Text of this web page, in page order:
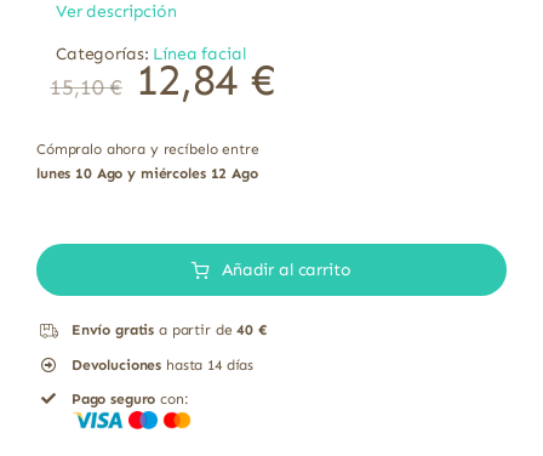
Ver descripción
Categorías: Línea facial
15,10€ 12,84 €
Cómpralo ahora y recíbelo entre
lunes 10 Ago y miércoles 12 Ago
LIMPIADORA
Añadir al carrito
Envío gratis a partir de40 €
Devoluciones hasta 14 días
Pago seguro con: